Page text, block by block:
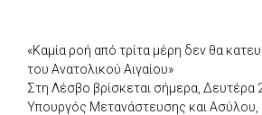
«Καμία ροή από τρίτα μέρη δεν θα
του Ανατολικού Αιγαίου»
Στη Λέσβο βρίσκεται σήμερα, Δευτέρα
Υπουργός Μετανάστευσης και Ασύλου,